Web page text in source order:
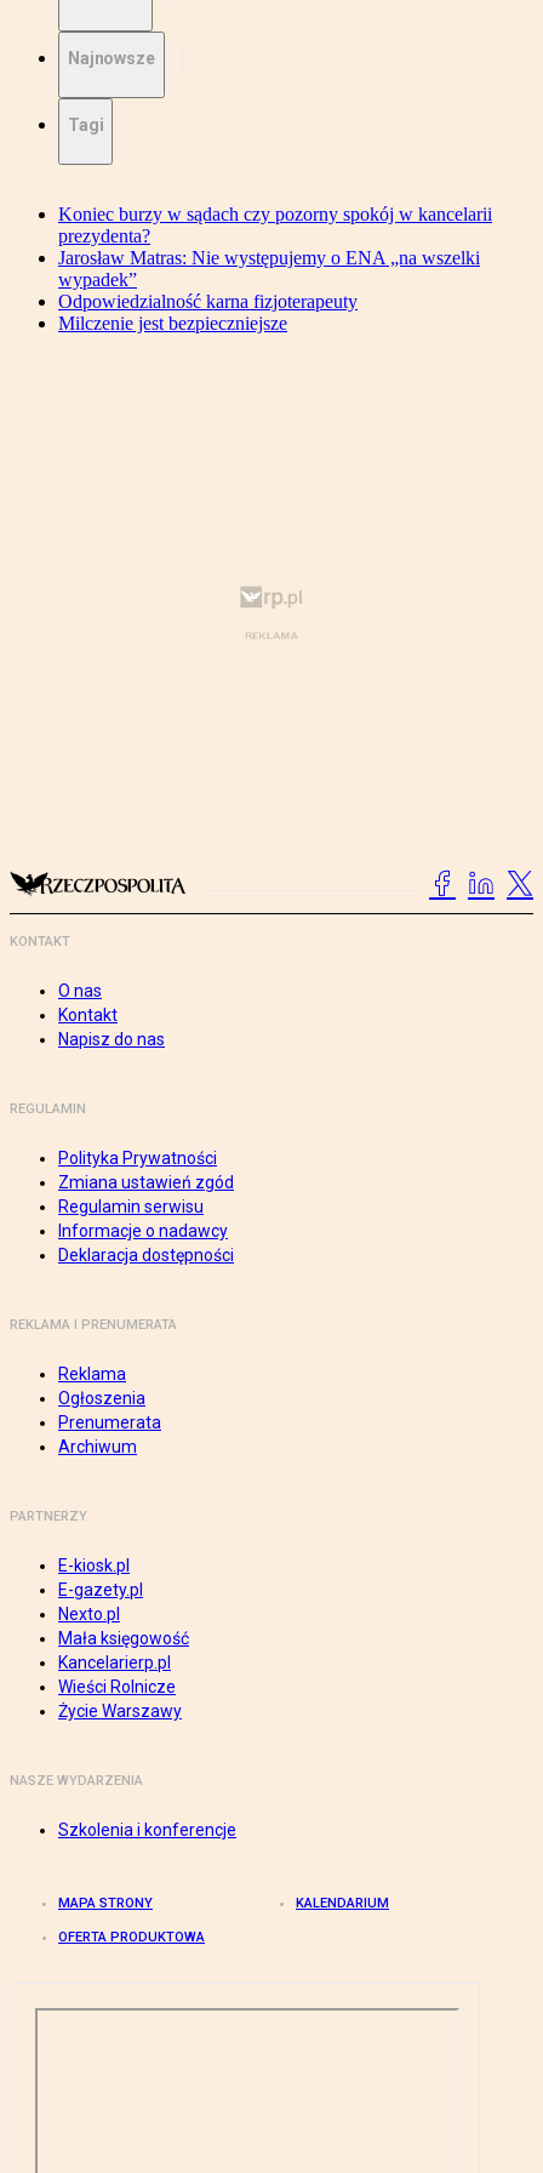
Najnowsze
Tagi
Koniec burzy w sądach czy pozorny spokój w kancelarii
prezydenta?
Jarosław Matras: Nie występujemy o ENA „na wszelki
wypadek”
Odpowiedzialność karna fizjoterapeuty
Milczenie jest bezpieczniejsze
KONTAKT
O nas
Kontakt
Napisz do nas
REGULAMIN
Polityka Prywatności
Zmiana ustawień zgód
Regulamin serwisu
Informacje o nadawcy
Deklaracja dostępności
REKLAMA I PRENUMERATA
Reklama
Ogłoszenia
Prenumerata
Archiwum
PARTNERZY
E-kiosk.pl
E-gazety.pl
Nexto.pl
Mała księgowość
Kancelarierp.pl
Wieści Rolnicze
Życie Warszawy
NASZE WYDARZENIA
Szkolenia i konferencje
MAPA STRONY KALENDARIUM
OFERTA PRODUKTOWA